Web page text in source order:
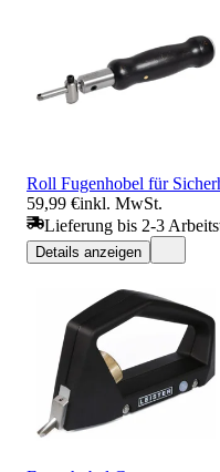
Roll Fugenhobel für
59,99 €inkl. MwSt.
Lieferung bis 2-3
Details anzeigen